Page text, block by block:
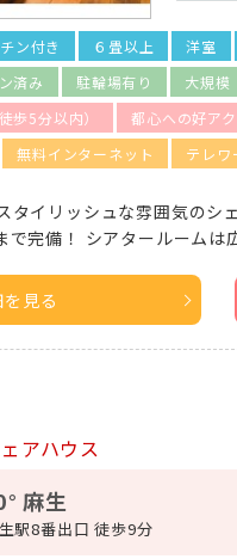
ン付き ６畳以上 洋室
済み
駐輪場有り
大規模
歩5分以内）
都心への好ア
無料インターネット テレワ
タイリッシュな雰囲気のシ
で完備！ シアタールーム
見る
アハウス
麻生
駅8番出口 徒歩9分